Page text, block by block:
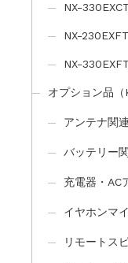
NX-
NX-230EXFT
NX-
オプション品（
アンテナ関
バッテリー
充電器・AC
イヤホンマ
リモートス